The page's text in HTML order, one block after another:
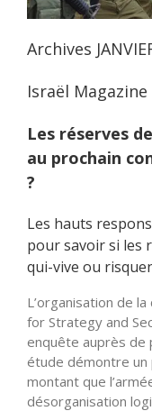
Archives
Israël
Les réserves
au prochain
?
Les hauts
pour savoir si les
qui-vive ou
L’organisation de
for Strategy and
enquête auprès de
étude démontre
montant que
désorganisation